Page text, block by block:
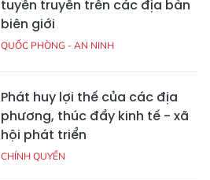
tuyên truyền trên các địa bàn
biên giới
QUỐC PHÒNG - AN NINH
Phát huy lợi thế của các địa
phương, thúc đẩy kinh tế - xã
hội phát triển
CHÍNH QUYỀN